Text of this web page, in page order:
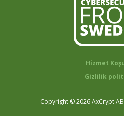
Hizmet
Gizlilik
Copyright © 2026 AxCrypt AB,